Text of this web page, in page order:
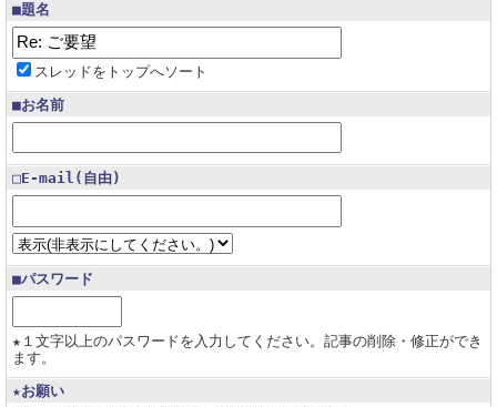
■題名
スレッドをトップへソート
■お名前
□E-mail(自由)
■パスワード
★１文字以上のパスワードを入力してください。記事の削除・修正ができ
ます。
★お願い